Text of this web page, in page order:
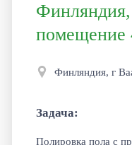
помещение
Финляндия, г
Задача:
Полировка пола с